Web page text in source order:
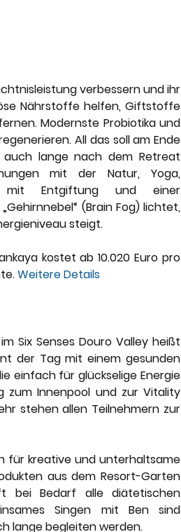
verbessern und ihr
Nährstoffe helfen, Giftstoffe
Modernste Probiotika und
All das soll am Ende
auch lange nach dem Retreat
mit der Natur, Yoga,
mit Entgiftung und einer
(Brain Fog) lichtet,
steigt.
kostet ab 10.020 Euro pro
Weitere Details
Six Senses Douro Valley heißt
der Tag mit einem gesunden
einfach für glückselige Energie
zum Innenpool und zur Vitality
stehen allen Teilnehmern zur
für kreative und unterhaltsame
aus dem Resort-Garten
bei Bedarf alle diätetischen
Singen mit Ben sind
lange begleiten werden.